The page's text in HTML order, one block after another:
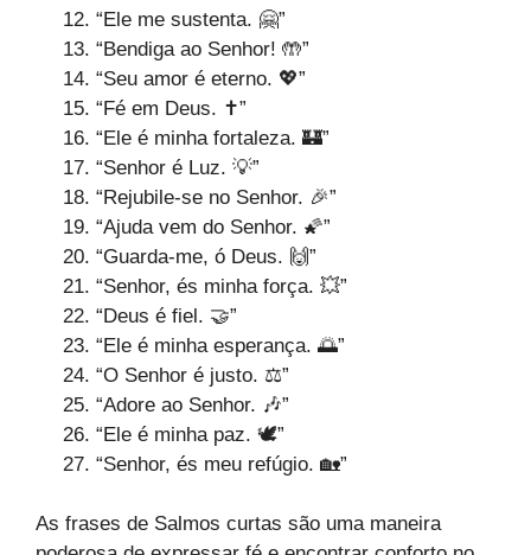
“Ele me sustenta. 🤗”
“Bendiga ao Senhor! 🤲”
“Seu amor é eterno. 💖”
“Fé em Deus. ✝️”
“Ele é minha fortaleza. 🏰”
“Senhor é Luz. 💡”
“Rejubile-se no Senhor. 🎉”
“Ajuda vem do Senhor. 🌠”
“Guarda-me, ó Deus. 🙌”
“Senhor, és minha força. 💥”
“Deus é fiel. 🤝”
“Ele é minha esperança. 🌅”
“O Senhor é justo. ⚖️”
“Adore ao Senhor. 🎶”
“Ele é minha paz. 🕊️”
“Senhor, és meu refúgio. 🏡”
As frases de Salmos curtas são uma maneira